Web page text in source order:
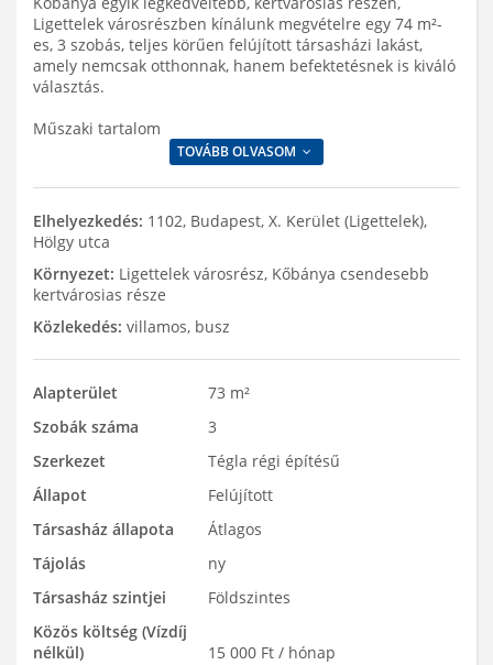
Ligettelek városrészben kínálunk megvételre egy 74 m²-
es, 3 szobás, teljes körűen felújított társasházi lakást,
amely nemcsak otthonnak, hanem befektetésnek is kiváló
választás.
Műszaki tartalom
TOVÁBB OLVASOM
Elhelyezkedés: 1102, Budapest, X. Kerület (Ligettelek),
Hölgy utca
Környezet: Ligettelek városrész, Kőbánya csendesebb
kertvárosias része
Közlekedés: villamos, busz
Alapterület
73 m²
Szobák száma
3
Szerkezet
Tégla régi építésű
Állapot
Felújított
Társasház állapota
Átlagos
Tájolás
ny
Társasház szintjei
Földszintes
Közös költség (Vízdíj
nélkül)
15 000 Ft / hónap